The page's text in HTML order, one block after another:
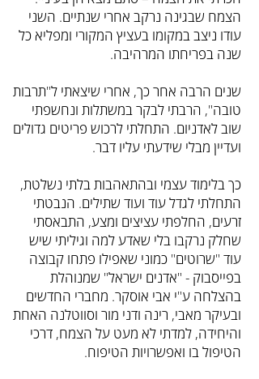
הצמח שבגינה נרקב אחרי שנתיים. השני
עודו ניצב במקומו בעציץ המקורי ומפליא כל
שנה בפריחתו המרהיבה.
שנים הרבה אחר כך, אחרי שיצאתי ל"תרבות
טובה", הרבתי לבקר במשתלות ונחשפתי
שוב לאדניום. התחלתי לרכוש פריטים גדולים
ועדיין מבלי שידעתי עליו דבר.
כך בלימוד עצמי ובהתאהבות בלתי נשלטת,
התחלתי לגדל עוד ועוד שתילים. הנבטתי
זרעים, החלפתי עציצים ומצע, התבאסתי
שחלק נרקבו בלי שאדע למה וגיליתי שיש
עוד "שרוטים" כמוני שאפילו פתחו קבוצה
בפייסבוק - "אדנים ישראל" שמנוהלת
בהצלחה ע"י אבי אוסקר. מחברי החדשים
ובעיקר מאבי, רינה ודני מור וסווטלנה האחת
והיחידה, למדתי לא מעט על הצמח, דרכי
הטיפול בו ואפשרויות הטיפוח.